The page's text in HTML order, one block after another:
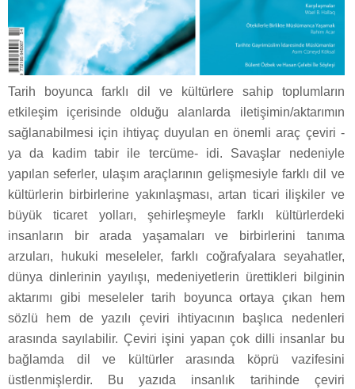
Tarih boyunca farklı dil ve kültürlere sahip toplumların
etkileşim içerisinde olduğu alanlarda iletişimin/aktarımın
sağlanabilmesi için ihtiyaç duyulan en önemli araç çeviri -
ya da kadim tabir ile tercüme- idi. Savaşlar nedeniyle
yapılan seferler, ulaşım araçlarının gelişmesiyle farklı dil ve
kültürlerin birbirlerine yakınlaşması, artan ticari ilişkiler ve
büyük ticaret yolları, şehirleşmeyle farklı kültürlerdeki
insanların bir arada yaşamaları ve birbirlerini tanıma
arzuları, hukuki meseleler, farklı coğrafyalara seyahatler,
dünya dinlerinin yayılışı, medeniyetlerin ürettikleri bilginin
aktarımı gibi meseleler tarih boyunca ortaya çıkan hem
sözlü hem de yazılı çeviri ihtiyacının başlıca nedenleri
arasında sayılabilir. Çeviri işini yapan çok dilli insanlar bu
bağlamda dil ve kültürler arasında köprü vazifesini
üstlenmişlerdir. Bu yazıda insanlık tarihinde çeviri